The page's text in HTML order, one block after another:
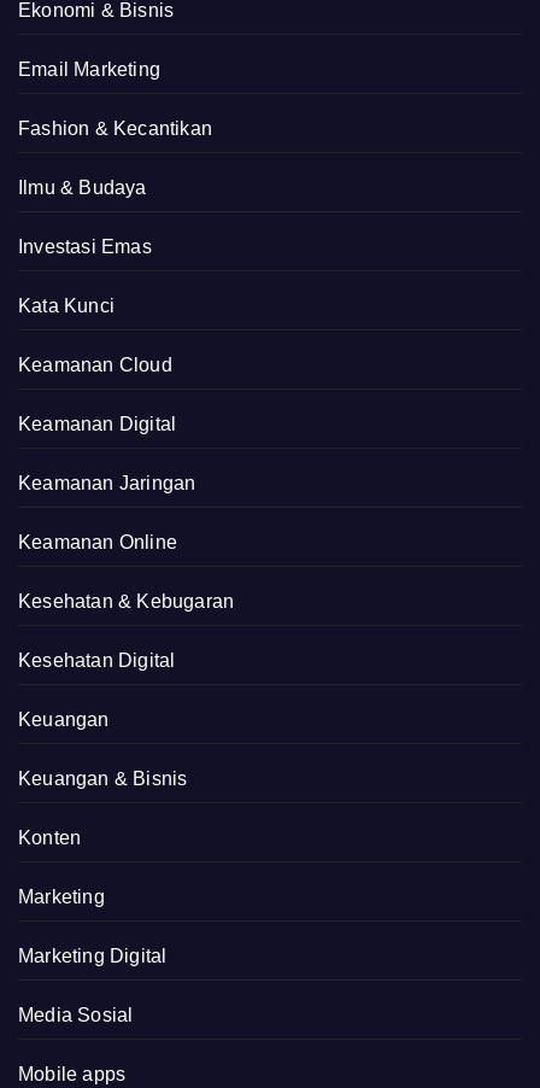
Ekonomi & Bisnis
Email Marketing
Fashion & Kecantikan
Ilmu & Budaya
Investasi Emas
Kata Kunci
Keamanan Cloud
Keamanan Digital
Keamanan Jaringan
Keamanan Online
Kesehatan & Kebugaran
Kesehatan Digital
Keuangan
Keuangan & Bisnis
Konten
Marketing
Marketing Digital
Media Sosial
Mobile apps